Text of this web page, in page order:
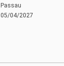
Passau
05/04/2027